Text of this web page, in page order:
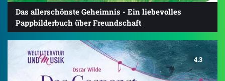
Das allerschönste Geheimnis - Ein liebevolles
Pappbilderbuch über Freundschaft
4.3